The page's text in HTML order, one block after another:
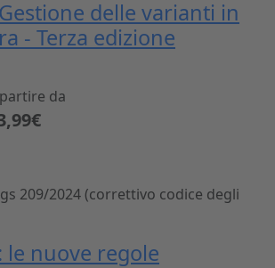
delle varianti in
- Terza edizione
da
209/2024 (correttivo codice degli
le nuove regole